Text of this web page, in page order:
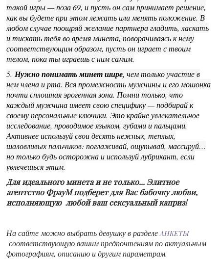
такой игры — поза 69, и пусть он сам принимает решение,
как вы будете при этом лежать или менять положение. В
любом случае поощряй желание партнера гладить, ласкать
и тискать тебя во время минета, поворачиваясь к нему
соответствующим образом, пусть он играет с твоим
телом, пока ты играешь с ним самим.
5. Нужно понимать минет шире, чем только участие в
нем члена и рта. Вся промежность мужчины и его мошонка
почти сплошная эрогенная зона. Помни только, что
каждый мужчина имеет свою специфику — подбирай к
своему персональные ключики. Это крайне увлекательное
исследование, проводимое языком, губами и пальцами.
Активнее используй свои десять нежных, теплых,
шаловливых пальчиков: поглаживай, ощупывай, массируй…
но только будь осторожна и используй лубрикант, если
увлечешься этим.
Для идеального минета и не только... Элитное
агентство ФрауМ подберет для Вас бабочку любви,
исполняющую любой ваш сексуальный каприз!
На сайте можно выбрать девушку в разделеАНКЕТЫ
соответствующую вашим предпочтениям по актуальным
фотографиям, описанию и другим параметрам.